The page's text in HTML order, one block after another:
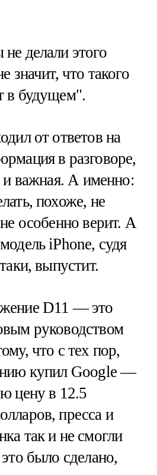
делали этого
значит, что такого
в будущем".
от ответов на
в разговоре,
и важная. А именно:
похоже, не
особенно верит. А
iPhone, судя
выпустит.
D11 — это
руководством
что с тех пор,
купил Google —
цену в 12.5
пресса и
так и не смогли
было сделано,